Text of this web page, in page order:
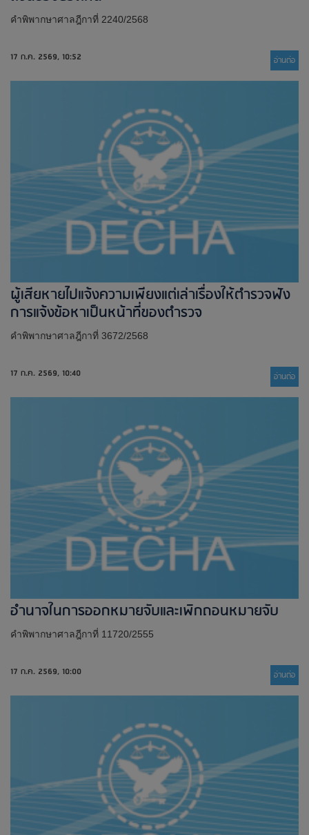
คำพิพากษาศาลฎีกาที่ 2240/2568
17 ก.ค. 2569, 10:52 อ่านต่่อ
ผู้เสียหายไปแจ้งความเพียงแต่เล่าเรื่องให้ตำรวจฟัง
การแจ้งข้อหาเป็นหน้าที่ของตำรวจ
คำพิพากษาศาลฎีกาที่ 3672/2568
17 ก.ค. 2569, 10:40 อ่านต่่อ
อำนาจในการออกหมายจับและเพิกถอนหมายจับ
คำพิพากษาศาลฎีกาที่ 11720/2555
17 ก.ค. 2569, 10:00 อ่านต่่อ